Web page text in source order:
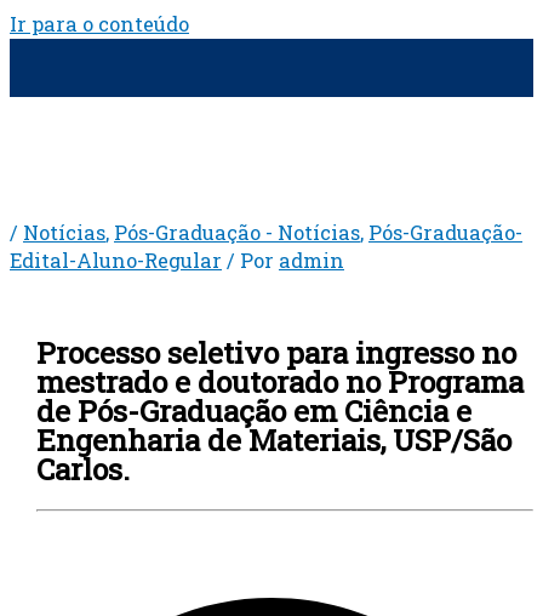
Ir para o conteúdo
/ Notícias, Pós-Graduação - Notícias, Pós-Graduação-
Edital-Aluno-Regular / Por admin
Processo seletivo para ingresso no
mestrado e doutorado no Programa
de Pós-Graduação em Ciência e
Engenharia de Materiais, USP/São
Carlos.